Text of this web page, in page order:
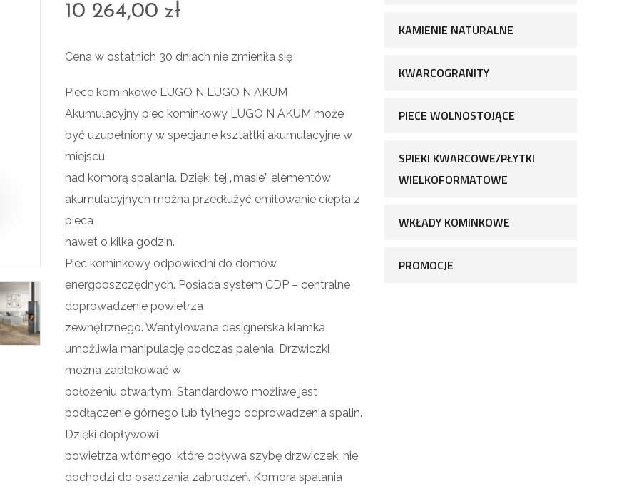
10 264,00zł
Cena w ostatnich 30 dniach nie zmieniła się
Piece kominkowe LUGO N LUGO N AKUM
Akumulacyjny piec kominkowy LUGO N AKUM może
być uzupełniony w specjalne kształtki akumulacyjne w
miejscu
nad komorą spalania. Dzięki tej „masie” elementów
akumulacyjnych można przedłużyć emitowanie ciepła z
pieca
nawet o kilka godzin.
Piec kominkowy odpowiedni do domów
energooszczędnych. Posiada system CDP – centralne
doprowadzenie powietrza
zewnętrznego. Wentylowana designerska klamka
umożliwia manipulację podczas palenia. Drzwiczki
można zablokować w
położeniu otwartym. Standardowo możliwe jest
podłączenie górnego lub tylnego odprowadzenia spalin.
Dzięki dopływowi
powietrza wtórnego, które opływa szybę drzwiczek, nie
dochodzi do osadzania zabrudzeń. Komora spalania
KAMIENIE NATURALNE
KWARCOGRANITY
PIECE WOLNOSTOJĄCE
SPIEKI KWARCOWE/PŁYTKI
WIELKOFORMATOWE
WKŁADY KOMINKOWE
PROMOCJE